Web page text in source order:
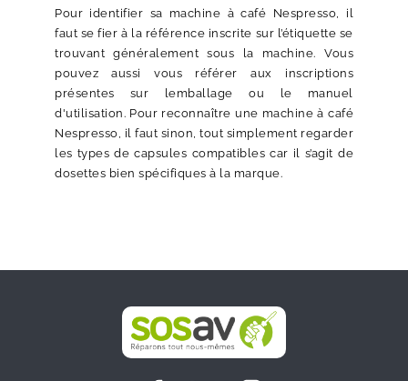
Pour identifier sa machine à café Nespresso, il
faut se fier à la référence inscrite sur l’étiquette se
trouvant généralement sous la machine. Vous
pouvez aussi vous référer aux inscriptions
présentes sur lemballage ou le manuel
d'utilisation. Pour reconnaître une machine à café
Nespresso, il faut sinon, tout simplement regarder
les types de capsules compatibles car il s’agit de
dosettes bien spécifiques à la marque.